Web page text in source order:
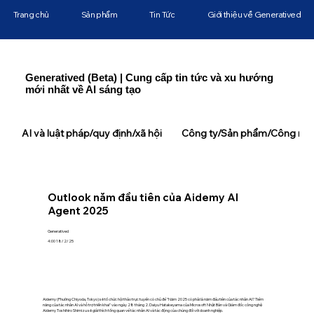
Generatived (Beta) | Cung cấp tin tức và xu hướng
mới nhất về AI sáng tạo
Outlook năm đầu tiên của Aidemy AI
Agent 2025
Generatived
4:00 18/2/25
Aidemy (Phường Chiyoda, Tokyo) sẽ tổ chức hội thảo trực tuyến có chủ đề "Năm 2025 có phải là năm đầu tiên của tác nhân AI? Tiềm
năng của tác nhân AI và hỗ trợ triển khai" vào ngày 28 tháng 2. Daiyu Hatakeyama của Microsoft Nhật Bản và Giám đốc công nghệ
Aidemy Toshihiro Shimizu sẽ giải thích tổng quan về tác nhân AI và tác động của chúng đối với doanh nghiệp.
Trang chủ Sản phẩm Tin Tức Giới thiệu về Generatived
AI và luật pháp/quy định/xã hội Công ty/Sản phẩm/Công